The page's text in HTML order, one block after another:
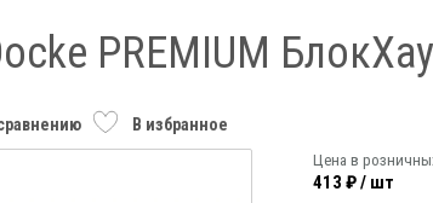
PREMIUM
В избранное
Цена в
413 ₽ / шт